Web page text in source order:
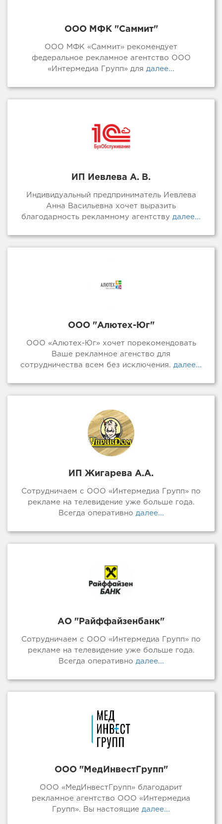
ООО МФК "Саммит"
ООО МФК «Саммит» рекомендует
федеральное рекламное агентство ООО
«Интермедиа Групп» для далее...
ИП Иевлева А. В.
Индивидуальный предприниматель Иевлева
Анна Васильевна хочет выразить
благодарность рекламному агентству далее...
ООО "Алютех-Юг"
ООО «Алютех-Юг» хочет порекомендовать
Ваше рекламное агенство для
сотрудничества всем без исключения. далее...
ИП Жигарева А.А.
Сотрудничаем с ООО «Интермедиа Групп» по
рекламе на телевидение уже больше года.
Всегда оперативно далее...
АО "Райффайзенбанк"
Сотрудничаем с ООО «Интермедиа Групп» по
рекламе на телевидение уже больше года.
Всегда оперативно далее...
ООО "МедИнвестГрупп"
ООО «МедИнвестГрупп» благодарит
рекламное агентство ООО «Интермедиа
Групп». Вы настоящие далее...